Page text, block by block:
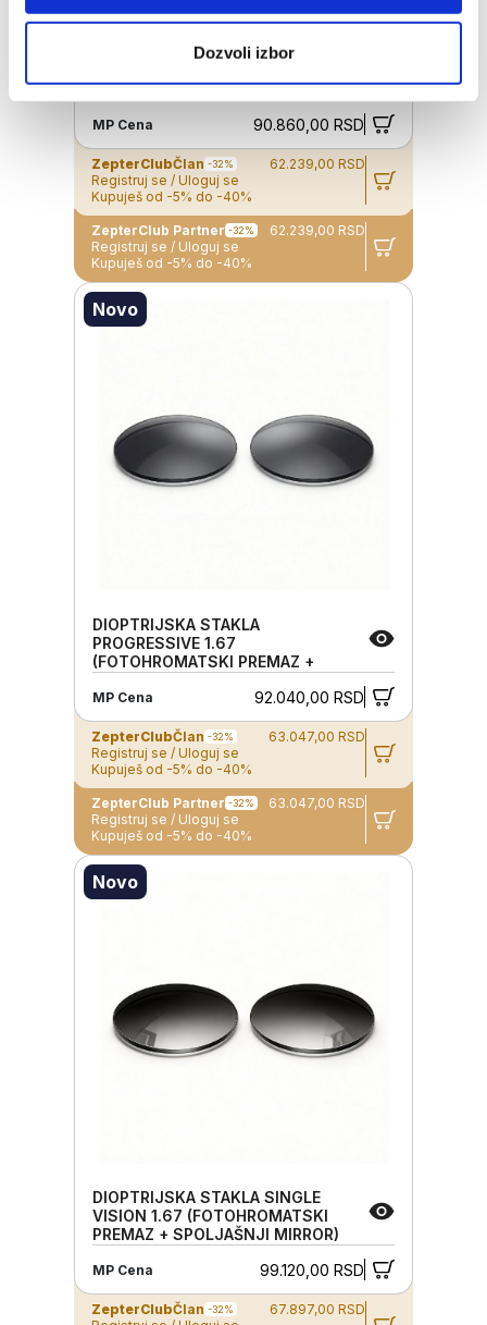
Dozvoli izbor
DIOPTRIJSKA STAKLA
UNUTRAŠNJI ANTIREFLEKS +
MP Cena 90.860,00 RSD
ZepterClubČlan -32%
62.239,00 RSD
Registruj se / Uloguj se
Kupuješ od -5% do -40%
ZepterClub Partner -32%
62.239,00 RSD
Registruj se / Uloguj se
Kupuješ od -5% do -40%
Novo
DIOPTRIJSKA STAKLA
PROGRESSIVE 1.67
(FOTOHROMATSKI PREMAZ +
MP Cena 92.040,00 RSD
ZepterClubČlan -32%
63.047,00 RSD
Registruj se / Uloguj se
Kupuješ od -5% do -40%
ZepterClub Partner -32%
63.047,00 RSD
Registruj se / Uloguj se
Kupuješ od -5% do -40%
Novo
DIOPTRIJSKA STAKLA SINGLE
VISION 1.67 (FOTOHROMATSKI
PREMAZ + SPOLJAŠNJI MIRROR)
MP Cena 99.120,00 RSD
ZepterClubČlan -32%
67.897,00 RSD